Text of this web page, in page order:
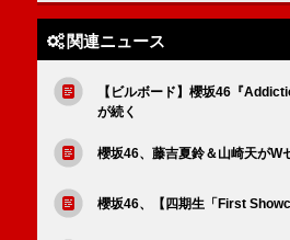
関連ニュース
【ビルボード】櫻坂46『
が続く
櫻坂46、藤吉夏鈴＆山崎天が
櫻坂46、【四期生「First